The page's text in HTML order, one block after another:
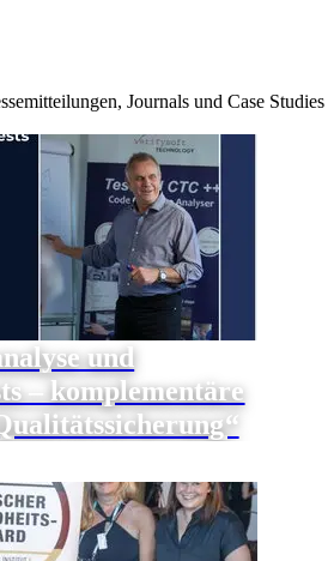
Journals und Case Studies
und
– komplementäre